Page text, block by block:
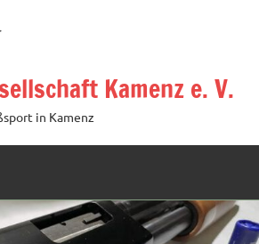
Kamenz e. V.
in Kamenz